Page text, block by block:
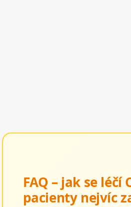
FAQ – jak se léčí
pacienty nejvíc